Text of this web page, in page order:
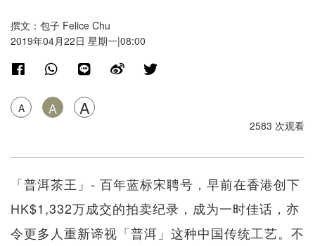
撰文：包子 Felice Chu
2019年04月22日 星期一|08:00
A A A
2583 次观看
「普洱茶王」- 百年蓝标宋聘号，早前在香港创下
HK$1,332万成交的拍卖纪录，成为一时佳话，亦
令更多人重新谛视「普洱」这种中国传统工艺。不